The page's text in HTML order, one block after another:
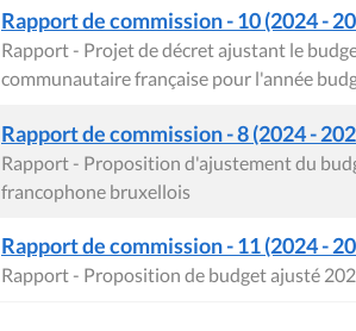
Rapport de commission - 10 (2024 -
Rapport - Projet de décret ajustant le
communautaire française pour l'année
Rapport de commission - 8 (2024 -
Rapport - Proposition d'ajustement du
francophone bruxellois
Rapport de commission - 11 (2024 -
Rapport - Proposition de budget ajusté